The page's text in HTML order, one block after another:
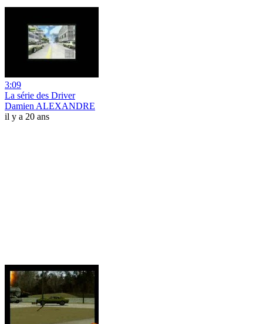
3:09
La série des Driver
Damien ALEXANDRE
il y a 20 ans